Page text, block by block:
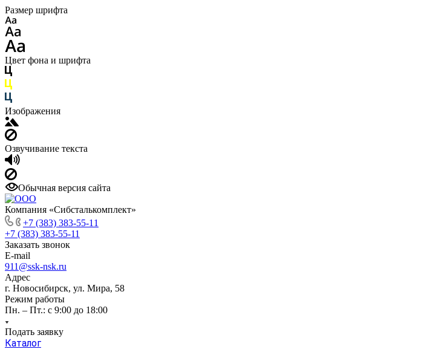
Размер шрифта
Цвет фона и шрифта
Изображения
Озвучивание текста
Обычная версия сайта
Компания «Сибсталькомплект»
+7 (383) 383-55-11
+7 (383) 383-55-11
Заказать звонок
E-mail
911@ssk-nsk.ru
Адрес
г. Новосибирск, ул. Мира, 58
Режим работы
Пн. – Пт.: с 9:00 до 18:00
Подать заявку
Каталог